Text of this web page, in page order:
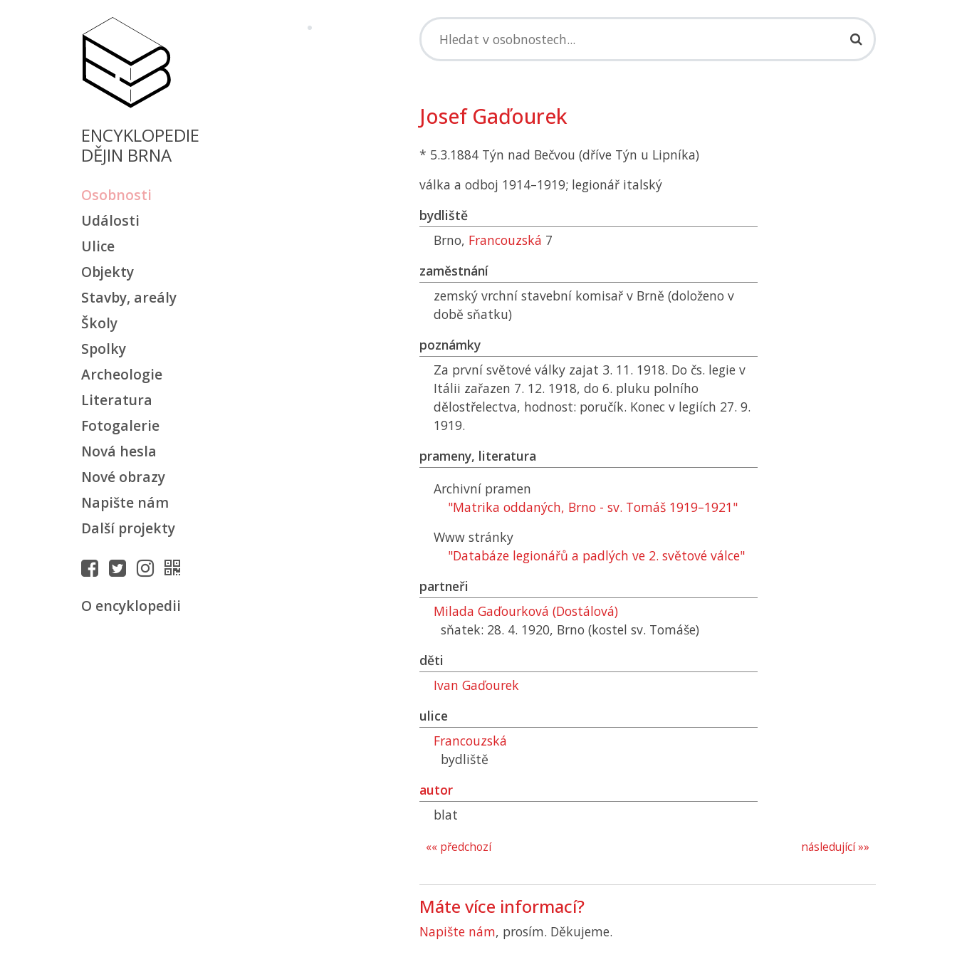
ENCYKLOPEDIE
DĚJIN BRNA
Osobnosti
Události
Ulice
Objekty
Stavby, areály
Školy
Spolky
Archeologie
Literatura
Fotogalerie
Nová hesla
Nové obrazy
Napište nám
Další projekty
O encyklopedii
Josef Gaďourek
* 5.3.1884 Týn nad Bečvou (dříve Týn u Lipníka)
válka a odboj 1914–1919; legionář italský
bydliště
Brno, Francouzská 7
zaměstnání
zemský vrchní stavební komisař v Brně (doloženo v
době sňatku)
poznámky
Za první světové války zajat 3. 11. 1918. Do čs. legie v
Itálii zařazen 7. 12. 1918, do 6. pluku polního
dělostřelectva, hodnost: poručík. Konec v legiích 27. 9.
1919.
prameny, literatura
Archivní pramen
"Matrika oddaných, Brno - sv. Tomáš 1919–1921"
Www stránky
"Databáze legionářů a padlých ve 2. světové válce"
partneři
Milada Gaďourková (Dostálová)
sňatek: 28. 4. 1920, Brno (kostel sv. Tomáše)
děti
Ivan Gaďourek
ulice
Francouzská
bydliště
autor
blat
následující »»
«« předchozí
Máte více informací?
Napište nám, prosím. Děkujeme.